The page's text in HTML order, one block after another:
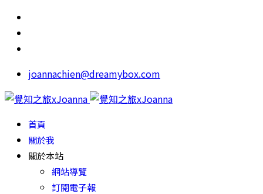
joannachien@dreamybox.com
首頁
關於我
關於本站
網站導覽
訂閱電子報